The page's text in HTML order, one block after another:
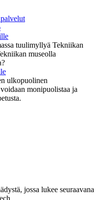
ulkopuolinen
monipuolistaa ja